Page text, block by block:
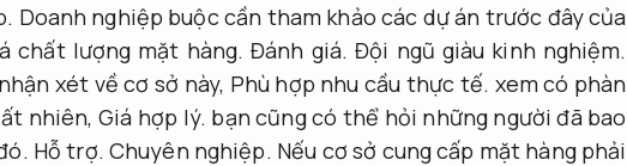
Doanh nghiệp buộc cần tham khảo các dự án trước đây của
chất lượng mặt hàng.Đánh giá. Đội ngũ giàu kinh nghiệm.
xét về cơ sở này, Phù hợp nhu cầu thực tế. xem có phàn
nhiên,Giá hợp lý. bạn cũng có thể hỏi những người đã bao
Hỗ trợ. Chuyên nghiệp. Nếu cơ sở cung cấp mặt hàng phải